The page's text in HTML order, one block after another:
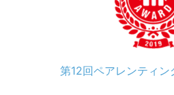
第12回ペアレンティン